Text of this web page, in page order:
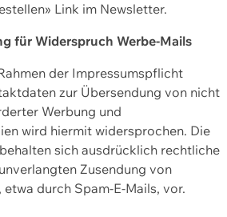
Link im Newsletter.
für Widerspruch Werbe-Mails
der Impressumspflicht
zur Übersendung von nicht
Werbung und
wird hiermit widersprochen. Die
sich ausdrücklich rechtliche
Zusendung von
durch Spam-E-Mails, vor.